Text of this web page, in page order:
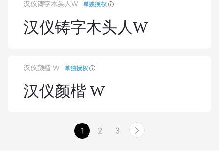
汉仪铸字木头人W 单独授权
汉仪铸字木头人W
汉仪颜楷 W 单独授权
汉仪颜楷 W
1 2 3 